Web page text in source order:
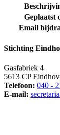
Geplaatst
Email
Stichting
Gasfabriek 4
5613 CP
Telefoon: 040 -
E-mail: